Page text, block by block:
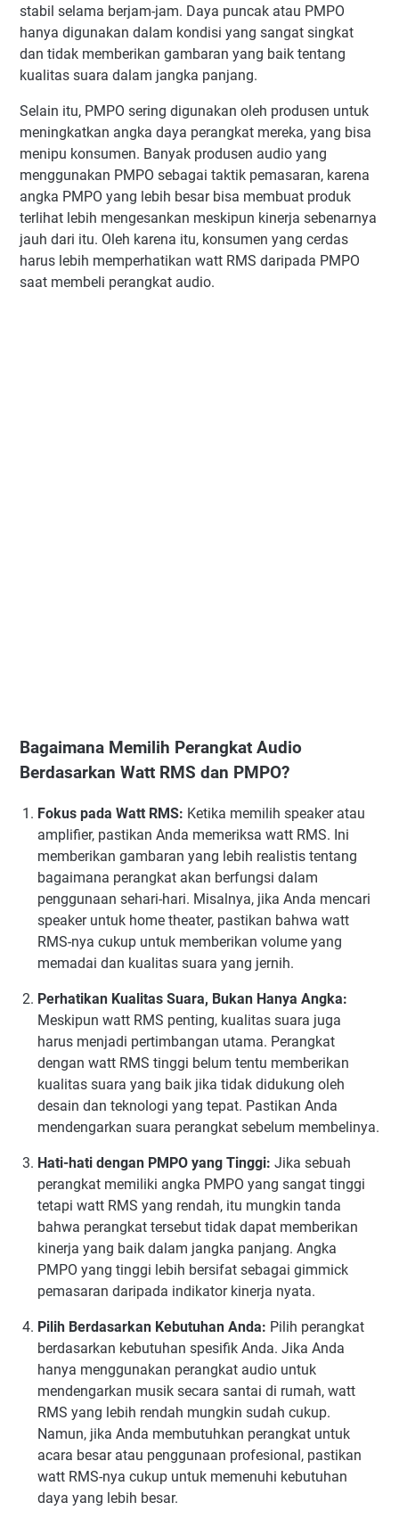
stabil selama berjam-jam. Daya puncak atau PMPO
hanya digunakan dalam kondisi yang sangat singkat
dan tidak memberikan gambaran yang baik tentang
kualitas suara dalam jangka panjang.
Selain itu, PMPO sering digunakan oleh produsen untuk
meningkatkan angka daya perangkat mereka, yang bisa
menipu konsumen. Banyak produsen audio yang
menggunakan PMPO sebagai taktik pemasaran, karena
angka PMPO yang lebih besar bisa membuat produk
terlihat lebih mengesankan meskipun kinerja sebenarnya
jauh dari itu. Oleh karena itu, konsumen yang cerdas
harus lebih memperhatikan watt RMS daripada PMPO
saat membeli perangkat audio.
Bagaimana Memilih Perangkat Audio
Berdasarkan Watt RMS dan PMPO?
Fokus pada Watt RMS: Ketika memilih speaker atau
amplifier, pastikan Anda memeriksa watt RMS. Ini
memberikan gambaran yang lebih realistis tentang
bagaimana perangkat akan berfungsi dalam
penggunaan sehari-hari. Misalnya, jika Anda mencari
speaker untuk home theater, pastikan bahwa watt
RMS-nya cukup untuk memberikan volume yang
memadai dan kualitas suara yang jernih.
Perhatikan Kualitas Suara, Bukan Hanya Angka:
Meskipun watt RMS penting, kualitas suara juga
harus menjadi pertimbangan utama. Perangkat
dengan watt RMS tinggi belum tentu memberikan
kualitas suara yang baik jika tidak didukung oleh
desain dan teknologi yang tepat. Pastikan Anda
mendengarkan suara perangkat sebelum membelinya.
Hati-hati dengan PMPO yang Tinggi: Jika sebuah
perangkat memiliki angka PMPO yang sangat tinggi
tetapi watt RMS yang rendah, itu mungkin tanda
bahwa perangkat tersebut tidak dapat memberikan
kinerja yang baik dalam jangka panjang. Angka
PMPO yang tinggi lebih bersifat sebagai gimmick
pemasaran daripada indikator kinerja nyata.
Pilih Berdasarkan Kebutuhan Anda: Pilih perangkat
berdasarkan kebutuhan spesifik Anda. Jika Anda
hanya menggunakan perangkat audio untuk
mendengarkan musik secara santai di rumah, watt
RMS yang lebih rendah mungkin sudah cukup.
Namun, jika Anda membutuhkan perangkat untuk
acara besar atau penggunaan profesional, pastikan
watt RMS-nya cukup untuk memenuhi kebutuhan
daya yang lebih besar.